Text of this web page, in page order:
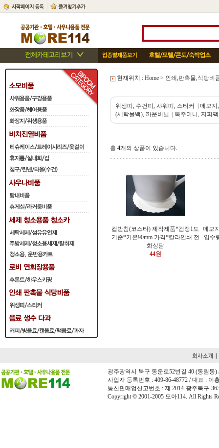
현재위치 : Home > 인쇄,판촉물,식당비
위생띠, 수건띠, 샤워띠, 스티커
메모지
(세탁물백), 까운비닐
복주머니, 지퍼팩
총 4개의 상품이 있습니다.
컵받침(코스타) 제작제품*검정1도
기준*기본90mm 가격*칼라인쇄 전
화상담
44원
메모
입수
광주광역시 북구 동운로52번길 40 (동림동)
사업자 등록번호 : 409-86-48772 / 대표 : 이
통신판매업신고번호 : 제 2014-광주북구-
Copyright © 2001-2005 모아114. All Rights